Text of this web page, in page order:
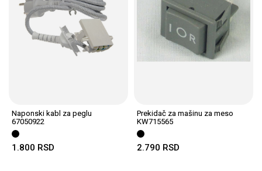
Naponski kabl za peglu
67050922
1.800 RSD
Prekidač za mašinu za meso
KW715565
2.790 RSD